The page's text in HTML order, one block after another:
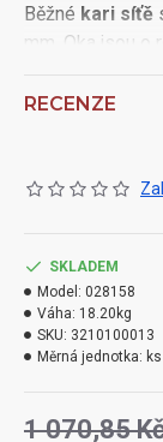
Běžné kari síťě
mm. Oka jsou o
zakázku se dají
Kari sítě se
pomocné
na
nebo jako
Svařované sítě
jako
RECENZE
1 070,85
SKLADEM
Model: 028158
Váha: 18.20kg
SKU: 3210100013
Měrná jednotka: